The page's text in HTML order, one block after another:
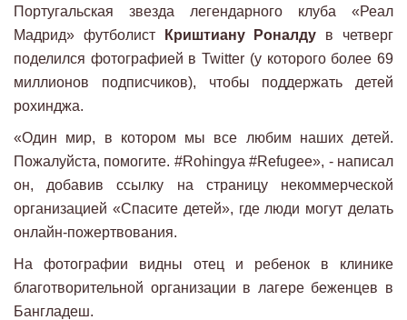
Португальская звезда легендарного клуба «Реал
Мадрид» футболист
Криштиану Роналду в четверг
поделился фотографией в Twitter (у которого более 69
миллионов подписчиков), чтобы поддержать детей
рохинджа.
«Один мир, в котором мы все любим наших детей.
Пожалуйста, помогите. #Rohingya #Refugee», - написал
он, добавив ссылку на страницу некоммерческой
организацией «Спасите детей», где люди могут делать
онлайн-пожертвования.
На фотографии видны отец и ребенок в клинике
благотворительной организации в лагере беженцев в
Бангладеш.